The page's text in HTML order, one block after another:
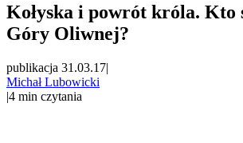
Kołyska i powrót króla. Kto
Góry Oliwnej?
publikacja 31.03.17|
Michał Lubowicki
|4 min czytania